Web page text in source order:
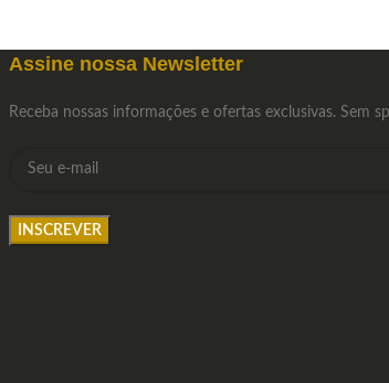
Assine nossa Newsletter
Receba nossas informações e ofertas exclusivas. Sem